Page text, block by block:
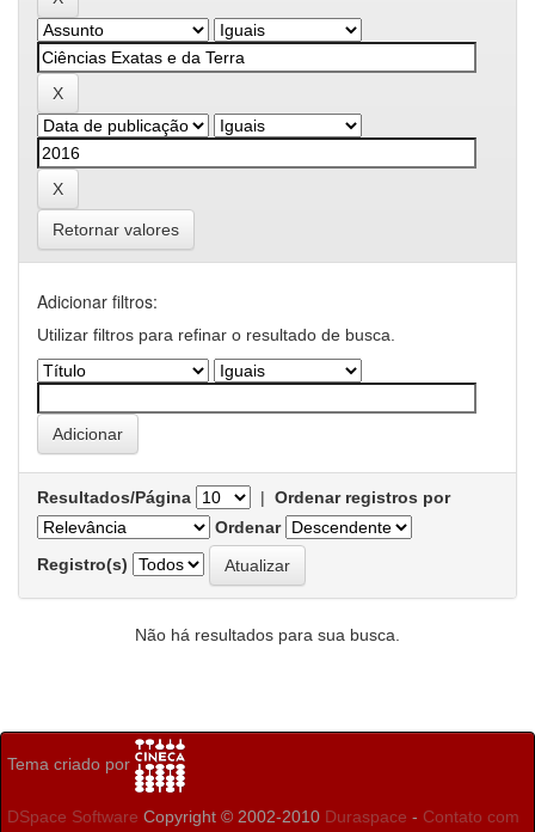
Retornar valores
Adicionar filtros:
Utilizar filtros para refinar o resultado de busca.
Resultados/Página | Ordenar registros por
Ordenar
Registro(s)
Não há resultados para sua busca.
Tema criado por
DSpace Software Copyright © 2002-2010 Duraspace - Contato com